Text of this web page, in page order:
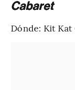
Cabaret
Dónde: Kit Kat